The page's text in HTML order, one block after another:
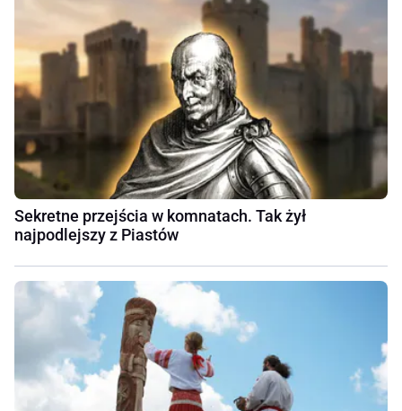
Sekretne przejścia w komnatach. Tak żył
najpodlejszy z Piastów